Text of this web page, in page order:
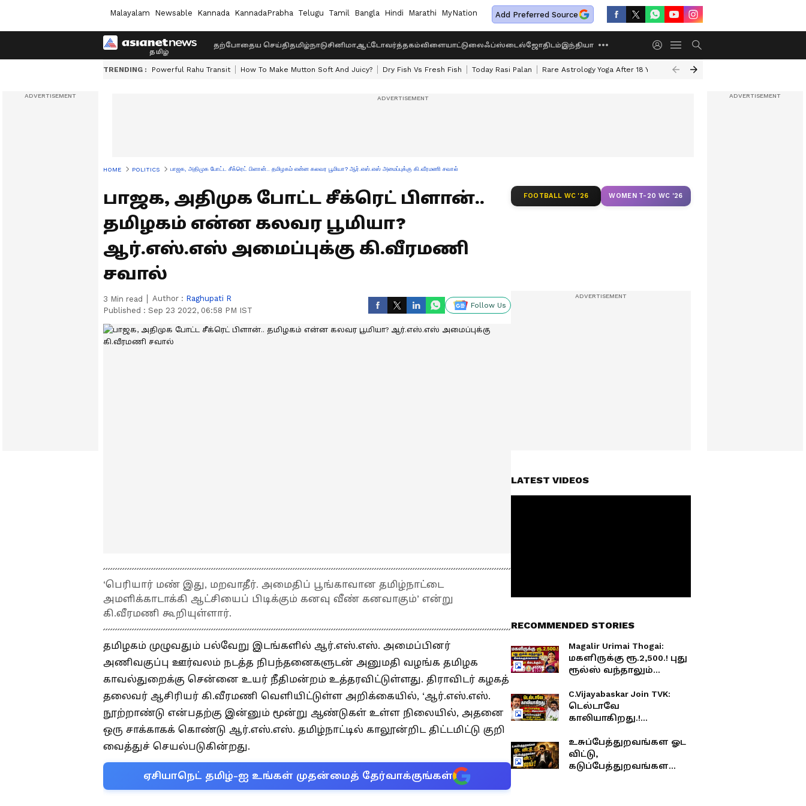
Malayalam Newsable Kannada KannadaPrabha Telugu Tamil Bangla Hindi Marathi MyNation Add Preferred Source
தற்போதைய செய்திதமிழ்நாடுசினிமாஆட்டோவர்த்தகம்விளையாட்டுலைஃப்ஸ்டைல்ஜோதிடம்இந்தியா
TRENDING : Powerful Rahu Transit How To Make Mutton Soft And Juicy? Dry Fish Vs Fresh Fish Today Rasi Palan Rare Astrology Yoga After 18 Years Dwi Pushkar Yoga 2026
HOME POLITICS பாஜக, அதிமுக போட்ட சீக்ரெட் பிளான்.. தமிழகம் என்ன கலவர பூமியா? ஆர்.எஸ்.எஸ் அமைப்புக்கு கி.வீரமணி சவால்
பாஜக, அதிமுக போட்ட சீக்ரெட் பிளான்..
தமிழகம் என்ன கலவர பூமியா?
ஆர்.எஸ்.எஸ் அமைப்புக்கு கி.வீரமணி
சவால்
3 Min read Author : Raghupati R
Published : Sep 23 2022, 06:58 PM IST
Follow Us
‘பெரியார் மண் இது, மறவாதீர். அமைதிப் பூங்காவான தமிழ்நாட்டை
அமளிக்காடாக்கி ஆட்சியைப் பிடிக்கும் கனவு வீண் கனவாகும்’ என்று
கி.வீரமணி கூறியுள்ளார்.
தமிழகம் முழுவதும் பல்வேறு இடங்களில் ஆர்.எஸ்.எஸ். அமைப்பினர்
அணிவகுப்பு ஊர்வலம் நடத்த நிபந்தனைகளுடன் அனுமதி வழங்க தமிழக
காவல்துறைக்கு சென்னை உயர் நீதிமன்றம் உத்தரவிட்டுள்ளது. திராவிடர் கழகத்
தலைவர் ஆசிரியர் கி.வீரமணி வெளியிட்டுள்ள அறிக்கையில், ‘ஆர்.எஸ்.எஸ்.
நூற்றாண்டு என்பதற்கு இன்னும் மூன்று ஆண்டுகள் உள்ள நிலையில், அதனை
ஒரு சாக்காகக் கொண்டு ஆர்.எஸ்.எஸ். தமிழ்நாட்டில் காலூன்றிட திட்டமிட்டு குறி
வைத்துச் செயல்படுகின்றது.
ஏசியாநெட் தமிழ்-ஐ உங்கள் முதன்மைத் தேர்வாக்குங்கள்
FOOTBALL WC '26 WOMEN T-20 WC '26
LATEST VIDEOS
RECOMMENDED STORIES
Magalir Urimai Thogai:
மகளிருக்கு ரூ.2,500.! புது
ரூல்ஸ் வந்தாலும்
கண்டிப்பா கிடைக்கும்.!
C.Vijayabaskar Join TVK:
டெல்டாவே
காலியாகிறது.!
விஜயபாஸ்கர்.!
மாமல்லபுரத்தில் மாஸ்
காட்டிய ஜெயலலிதா
உசுப்பேத்துறவங்கள ஓட
விட்டு,
கடுப்பேத்துறவங்கள